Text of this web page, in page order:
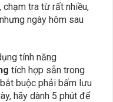
tra từ rất nhiều,
ngày hôm sau
tính năng
tích hợp sẵn trong
buộc phải bấm lưu
hãy dành 5 phút để